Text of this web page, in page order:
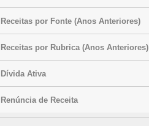
Receitas por Fonte (Anos Anteriores)
Receitas por Rubrica (Anos Anteriores)
Dívida Ativa
Renúncia de Receita